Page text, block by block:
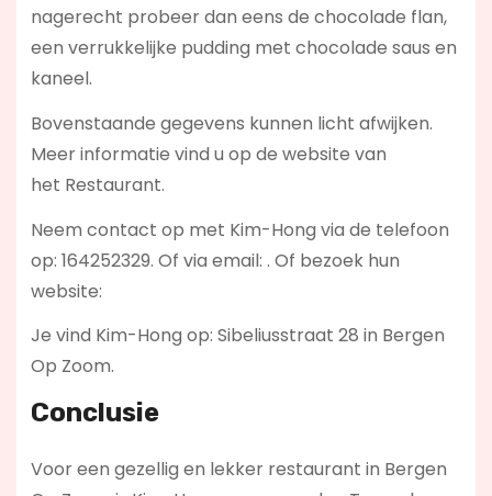
nagerecht probeer dan eens de chocolade flan,
een verrukkelijke pudding met chocolade saus en
kaneel.
Bovenstaande gegevens kunnen licht afwijken.
Meer informatie vind u op de website van
het Restaurant.
Neem contact op met Kim-Hong via de telefoon
op: 164252329. Of via email: . Of bezoek hun
website:
Je vind Kim-Hong op: Sibeliusstraat 28 in Bergen
Op Zoom.
Conclusie
Voor een gezellig en lekker restaurant in Bergen